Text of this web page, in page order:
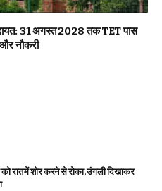
31 अगस्त 2028 तक TET पास
और नौकरी
रात में शोर करने से रोका, उंगली दिखाकर